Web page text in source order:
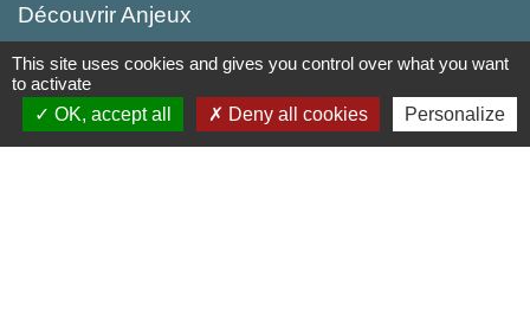
Découvrir Anjeux
Mentions légales - Politique de confidentialité -
Accessibilité - Plan du site -
This site uses cookies and gives you control over what you want
to activate
OK, accept all
Deny all cookies Personalize